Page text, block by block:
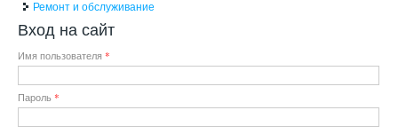
Ремонт и обслуживание
Вход на сайт
Имя пользователя *
Пароль *